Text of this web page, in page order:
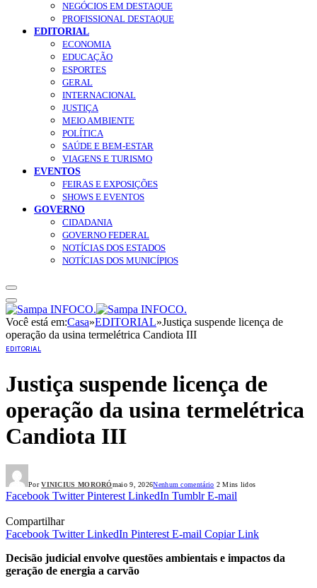
NEGÓCIOS EM DESTAQUE
PROFISSIONAL DESTAQUE
EDITORIAL
ECONOMIA
EDUCAÇÃO
ESPORTES
GERAL
INTERNACIONAL
JUSTIÇA
MEIO AMBIENTE
POLÍTICA
SAÚDE E BEM-ESTAR
VIAGENS E TURISMO
EVENTOS
FEIRAS E EXPOSIÇÕES
SHOWS E EVENTOS
GOVERNO
CIDADANIA
GOVERNO FEDERAL
NOTÍCIAS DOS ESTADOS
NOTÍCIAS DOS MUNICÍPIOS
Você está em:Casa»EDITORIAL»Justiça suspende licença de
operação da usina termelétrica Candiota III
EDITORIAL
Justiça suspende licença de
operação da usina termelétrica
Candiota III
Por VINICIUS MORORÓmaio 9, 2026Nenhum comentário 2 Mins lidos
Facebook Twitter Pinterest LinkedIn Tumblr E-mail
Compartilhar
Facebook Twitter LinkedIn Pinterest E-mail Copiar Link
Decisão judicial envolve questões ambientais e impactos da
geração de energia a carvão